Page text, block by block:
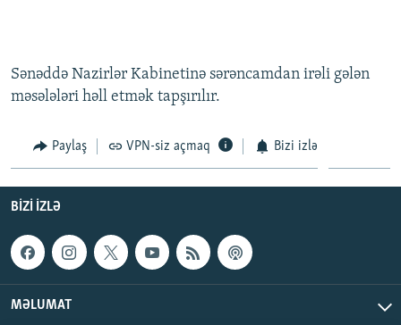
BIZIMLƏ ƏLAQƏ
XƏBƏR BÜLLETENLƏRIMIZ
Sənəddə Nazirlər Kabinetinə sərəncamdan irəli gələn
məsələləri həll etmək tapşırılır.
Paylaş VPN-siz açmaq Bizi izlə
BIZI IZLƏ
MƏLUMAT